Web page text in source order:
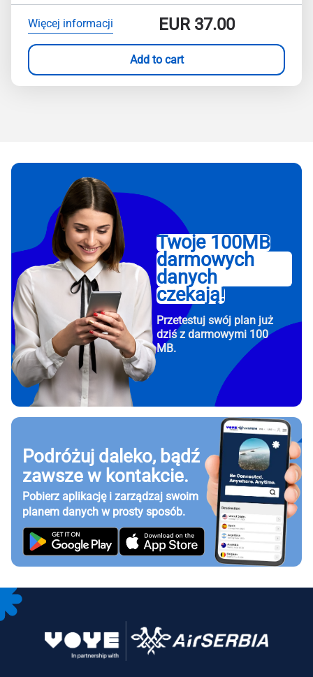
Więcej informacji EUR37.00
Add to cart
Twoje 100MB
darmowych
danych
czekają!
Przetestuj swój plan już
dziś z darmowymi 100
MB.
Podróżuj daleko, bądź
zawsze w kontakcie.
Pobierz aplikację i zarządzaj swoim
planem danych w prosty sposób.